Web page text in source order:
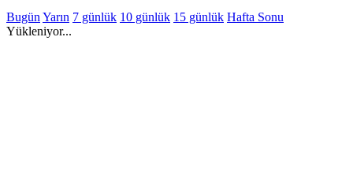
Bugün Yarın 7 günlük 10 günlük 15 günlük Hafta Sonu
Yükleniyor...